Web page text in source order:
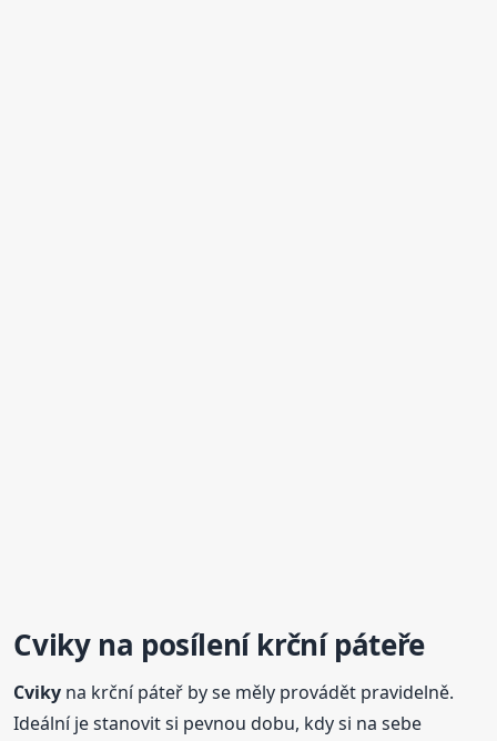
Cvikyna posílení krční páteře
Cviky na krční páteř by se měly provádět pravidelně.
Ideální je stanovit si pevnou dobu, kdy si na sebe